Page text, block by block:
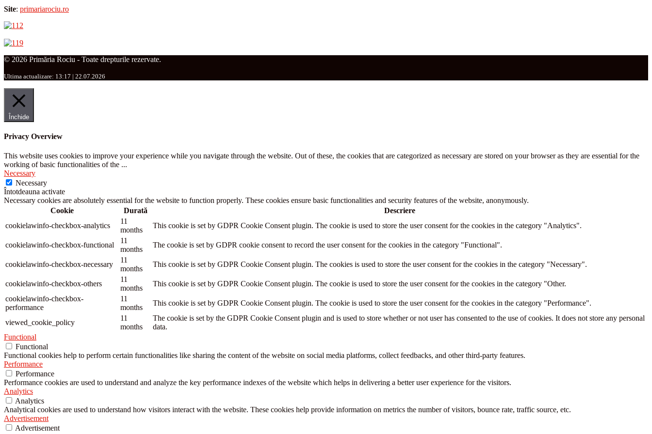
Site: primariarociu.ro
© 2026 Primăria Rociu - Toate drepturile rezervate.
Ultima actualizare: 13:17 | 22.07.2026
Închide
Privacy Overview
This website uses cookies to improve your experience while you navigate through the website. Out of these, the cookies that are categorized as necessary are stored on your browser as they are essential for the
working of basic functionalities of the ...
Necessary
Necessary
Întotdeauna activate
Necessary cookies are absolutely essential for the website to function properly. These cookies ensure basic functionalities and security features of the website, anonymously.
Cookie
Durată
Descriere
cookielawinfo-checkbox-analytics
11
months
This cookie is set by GDPR Cookie Consent plugin. The cookie is used to store the user consent for the cookies in the category "Analytics".
cookielawinfo-checkbox-functional
11
months
The cookie is set by GDPR cookie consent to record the user consent for the cookies in the category "Functional".
cookielawinfo-checkbox-necessary
11
months
This cookie is set by GDPR Cookie Consent plugin. The cookies is used to store the user consent for the cookies in the category "Necessary".
cookielawinfo-checkbox-others
11
months
This cookie is set by GDPR Cookie Consent plugin. The cookie is used to store the user consent for the cookies in the category "Other.
cookielawinfo-checkbox-
performance
11
months
This cookie is set by GDPR Cookie Consent plugin. The cookie is used to store the user consent for the cookies in the category "Performance".
viewed_cookie_policy
11
months
The cookie is set by the GDPR Cookie Consent plugin and is used to store whether or not user has consented to the use of cookies. It does not store any personal
data.
Functional
Functional
Functional cookies help to perform certain functionalities like sharing the content of the website on social media platforms, collect feedbacks, and other third-party features.
Performance
Performance
Performance cookies are used to understand and analyze the key performance indexes of the website which helps in delivering a better user experience for the visitors.
Analytics
Analytics
Analytical cookies are used to understand how visitors interact with the website. These cookies help provide information on metrics the number of visitors, bounce rate, traffic source, etc.
Advertisement
Advertisement